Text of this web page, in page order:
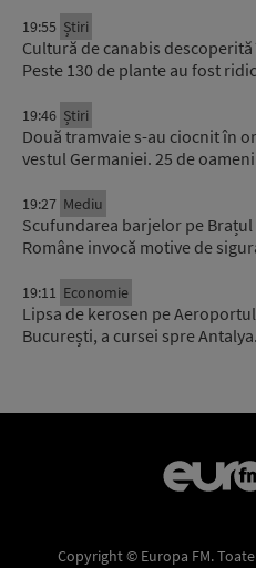
19:55 Știri
Cultură de canabis
Peste 130 de plante au fost
19:46 Știri
Două tramvaie s-au ciocnit în
vestul Germaniei. 25 de
19:27 Mediu
Scufundarea barjelor pe
Române invocă motive de
19:11 Economie
Lipsa de kerosen pe
București, a cursei spre
Copyright © Europa FM.